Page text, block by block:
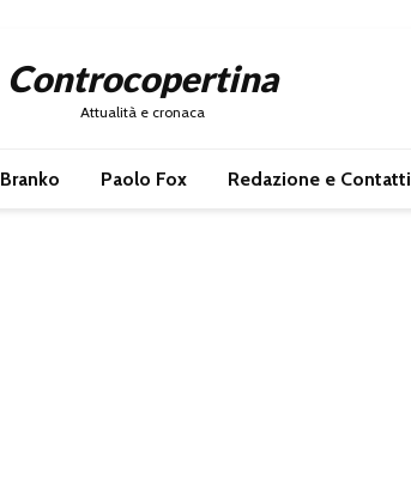
Controcopertina
Attualità e cronaca
Branko Paolo Fox Redazione e Contatti